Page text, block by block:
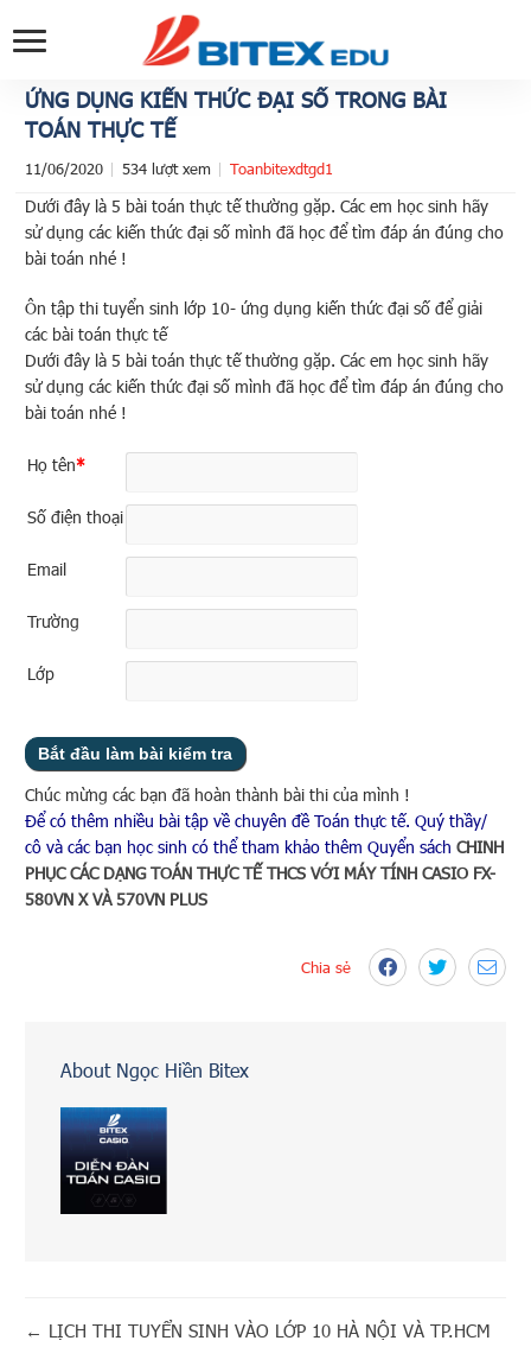
ỨNG DỤNG KIẾN THỨC ĐẠI SỐ TRONG BÀI
TOÁN THỰC TẾ
11/06/2020 534 lượt xem Toanbitexdtgd1
Dưới đây là 5 bài toán thực tế thường gặp. Các em học sinh hãy
sử dụng các kiến thức đại số mình đã học để tìm đáp án đúng cho
bài toán nhé !
Ôn tập thi tuyển sinh lớp 10- ứng dụng kiến thức đại số để giải
các bài toán thực tế
Dưới đây là 5 bài toán thực tế thường gặp. Các em học sinh hãy
sử dụng các kiến thức đại số mình đã học để tìm đáp án đúng cho
bài toán nhé !
Họ tên*
Số điện thoại
Email
Trường
Lớp
Chúc mừng các bạn đã hoàn thành bài thi của mình !
Để có thêm nhiều bài tập về chuyên đề Toán thực tế. Quý thầy/
cô và các bạn học sinh có thể tham khảo thêm Quyển sáchCHINH
PHỤC CÁC DẠNG TOÁN THỰC TẾ THCS VỚI MÁY TÍNH CASIO FX-
580VN X VÀ 570VN PLUS
Chia sẻ
About Ngọc Hiền Bitex
← LỊCH THI TUYỂN SINH VÀO LỚP 10 HÀ NỘI VÀ TP.HCM